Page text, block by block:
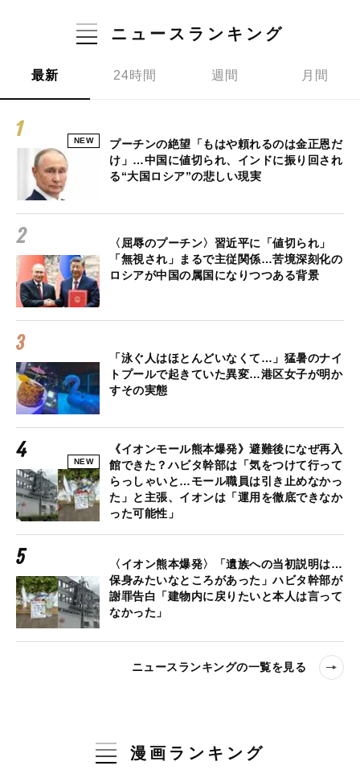
ニュースランキング
最新 24時間 週間 月間
NEW
プーチンの絶望「もはや頼れるのは金正恩だ
け」…中国に値切られ、インドに振り回され
る“大国ロシア”の悲しい現実
〈屈辱のプーチン〉習近平に「値切られ」
「無視され」まるで主従関係…苦境深刻化の
ロシアが中国の属国になりつつある背景
「泳ぐ人はほとんどいなくて…」猛暑のナイ
トプールで起きていた異変…港区女子が明か
すその実態
NEW
《イオンモール熊本爆発》避難後になぜ再入
館できた？ハビタ幹部は「気をつけて行って
らっしゃいと…モール職員は引き止めなかっ
た」と主張、イオンは「運用を徹底できなか
った可能性」
〈イオン熊本爆発〉「遺族への当初説明は…
保身みたいなところがあった」ハビタ幹部が
謝罪告白「建物内に戻りたいと本人は言って
なかった」
ニュースランキングの一覧を見る
漫画ランキング